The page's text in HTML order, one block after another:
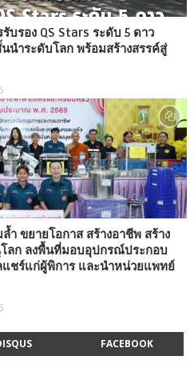
บรอง QS Stars ระดับ 5 ดาว
นำระดับโลก พร้อมสร้างสรรค์สู่
ำ ขยายโอกาส สร้างอาชีพ สร้าง
ลก ลงพื้นที่มอบอุปกรณ์ประกอบ
ชร์แก่ผู้พิการ และนำหน่วยแพทย์
FACEBOOK